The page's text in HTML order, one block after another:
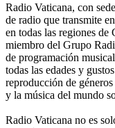
Radio Vaticana, con
de radio que transmite
en todas las regiones
miembro del Grupo
de programación
todas las edades y
reproducción de
y la música del mundo
Radio Vaticana no es